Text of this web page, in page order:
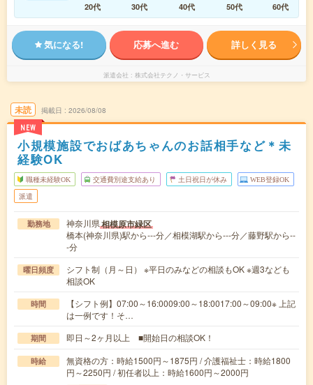
20代
30代 40代 50代 60代
気になる! 応募へ進む 詳しく見る
派遣会社 株式会社テクノ・サービス
未読
NEW
掲載日 2026/08/08
小規模施設でおばあちゃんのお話相手など＊未
経験OK
職種未経験OK 交通費別途支給あり 土日祝日が休み WEB登録OK
派遣
勤務地 神奈川県相模原市緑区
橋本(神奈川県)駅から---分／相模湖駅から---分／藤野駅から--
-分
曜日頻度
シフト制（月～日） ※平日のみなどの相談もOK ※週3なども
相談OK
時間
【シフト例】07:00～16:0009:00～18:0017:00～09:00※ 上記
は一例です！そ…
期間 即日～2ヶ月以上 ■開始日の相談OK！
時給
無資格の方：時給1500円～1875円 / 介護福祉士：時給1800
円～2250円 / 初任者以上：時給1600円～2000円